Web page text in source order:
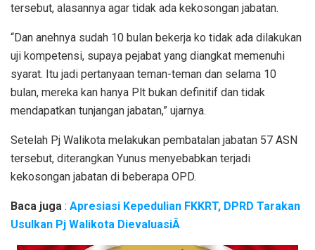
tersebut, alasannya agar tidak ada kekosongan jabatan.
“Dan anehnya sudah 10 bulan bekerja ko tidak ada dilakukan
uji kompetensi, supaya pejabat yang diangkat memenuhi
syarat. Itu jadi pertanyaan teman-teman dan selama 10
bulan, mereka kan hanya Plt bukan definitif dan tidak
mendapatkan tunjangan jabatan,” ujarnya.
Setelah Pj Walikota melakukan pembatalan jabatan 57 ASN
tersebut, diterangkan Yunus menyebabkan terjadi
kekosongan jabatan di beberapa OPD.
Baca juga : Apresiasi Kepedulian FKKRT, DPRD Tarakan
Usulkan Pj Walikota DievaluasiÂ